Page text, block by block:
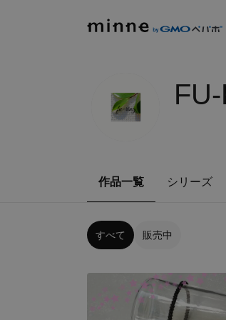
作品一覧 シリーズ
すべて 販売中